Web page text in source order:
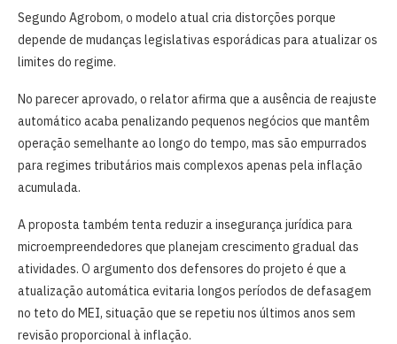
Segundo Agrobom, o modelo atual cria distorções porque
depende de mudanças legislativas esporádicas para atualizar os
limites do regime.
No parecer aprovado, o relator afirma que a ausência de reajuste
automático acaba penalizando pequenos negócios que mantêm
operação semelhante ao longo do tempo, mas são empurrados
para regimes tributários mais complexos apenas pela inflação
acumulada.
A proposta também tenta reduzir a insegurança jurídica para
microempreendedores que planejam crescimento gradual das
atividades. O argumento dos defensores do projeto é que a
atualização automática evitaria longos períodos de defasagem
no teto do MEI, situação que se repetiu nos últimos anos sem
revisão proporcional à inflação.